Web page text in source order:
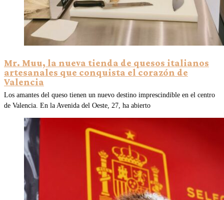
Mr. Muu, la nueva tienda de quesos italianos
artesanales que conquista el corazón de
Valencia
Los amantes del queso tienen un nuevo destino imprescindible en el centro
de Valencia. En la Avenida del Oeste, 27, ha abierto